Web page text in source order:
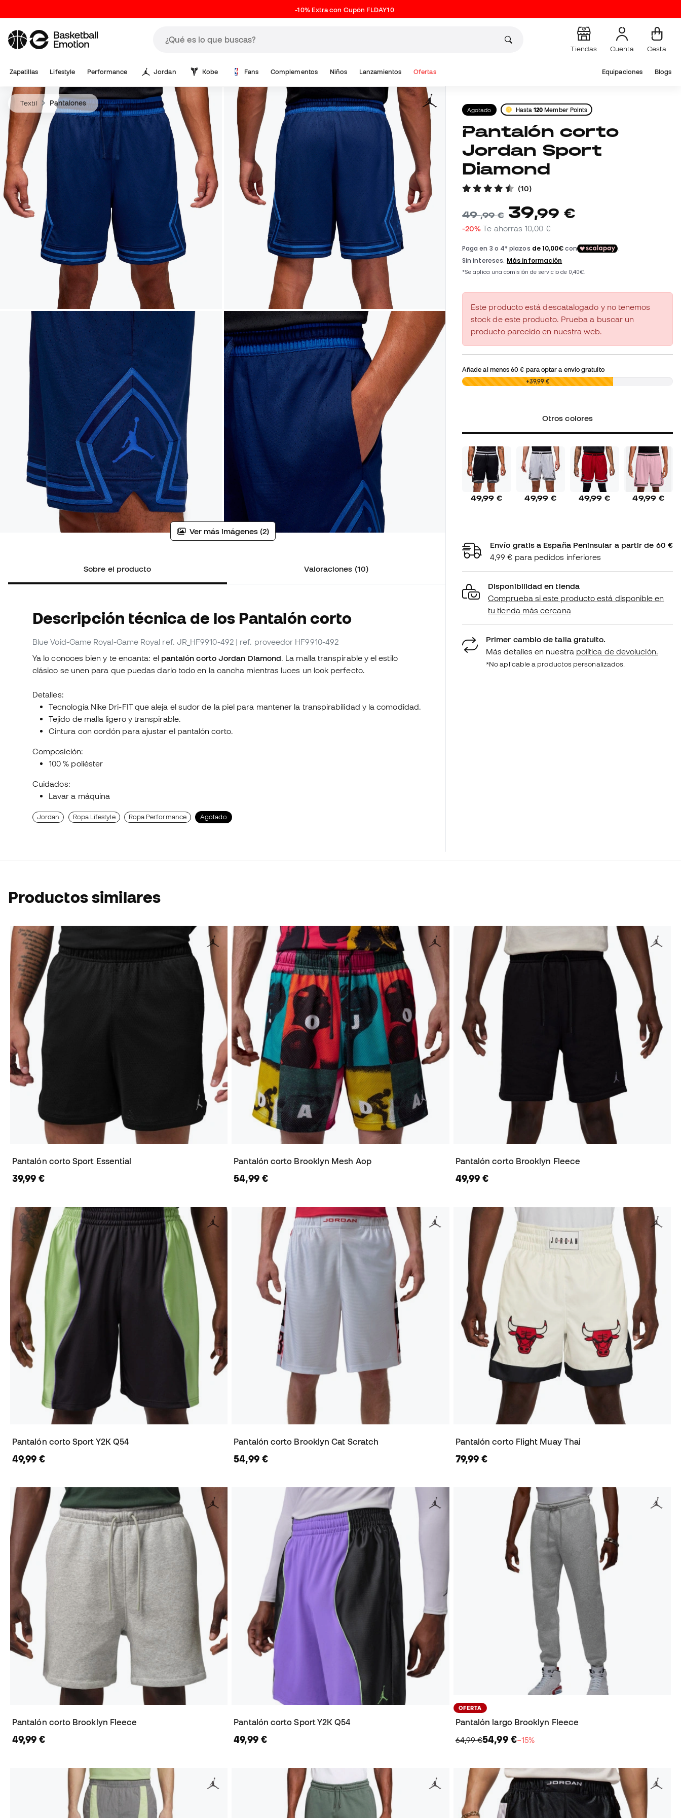
-10% Extra con Cupón FLDAY10
Tiendas Cuenta Cesta
Zapatillas Lifestyle Performance Jordan Kobe Fans Complementos Niños Lanzamientos Ofertas Equipaciones Blogs
Textil Pantalones
Ver más imágenes (2)
Sobre el producto Valoraciones (10)
Descripción técnica de los Pantalón corto
Blue Void-Game Royal-Game Royal ref. JR_HF9910-492 | ref. proveedor HF9910-492
Ya lo conoces bien y te encanta: el pantalón corto Jordan Diamond. La malla transpirable y el estilo
clásico se unen para que puedas darlo todo en la cancha mientras luces un look perfecto.
Detalles:
Tecnología Nike Dri-FIT que aleja el sudor de la piel para mantener la transpirabilidad y la comodidad.
Tejido de malla ligero y transpirable.
Cintura con cordón para ajustar el pantalón corto.
Composición:
100 % poliéster
Cuidados:
Lavar a máquina
Jordan Ropa Lifestyle Ropa Performance Agotado
Agotado Hasta120 Member Points
Pantalón corto
Jordan Sport
Diamond
(10)
49,99 € 39,99 €
-20% Te ahorras10,00 €
Este producto está descatalogado y no tenemos
stock de este producto. Prueba a buscar un
producto parecido en nuestra web.
Añade al menos60 € para optar a envío gratuito
0,00 € +39,99 €
Otros colores
49,99 € 49,99 € 49,99 € 49,99 €
Envío gratis a España Peninsular a partir de 60 €
4,99 € para pedidos inferiores
Disponibilidad en tienda
Comprueba si este producto está disponible en
tu tienda más cercana
Primer cambio de talla gratuito.
Más detalles en nuestra política de devolución.
*No aplicable a productos personalizados.
Productos similares
Pantalón corto Sport Essential
39,99 €
Pantalón corto Brooklyn Mesh Aop
54,99 €
Pantalón corto Brooklyn Fleece
49,99 €
Pantalón corto Sport Y2K Q54
49,99 €
Pantalón corto Brooklyn Cat Scratch
54,99 €
Pantalón corto Flight Muay Thai
79,99 €
Pantalón corto Brooklyn Fleece
49,99 €
Pantalón corto Sport Y2K Q54
49,99 €
OFERTA
Pantalón largo Brooklyn Fleece
64,99 €54,99 €−15%